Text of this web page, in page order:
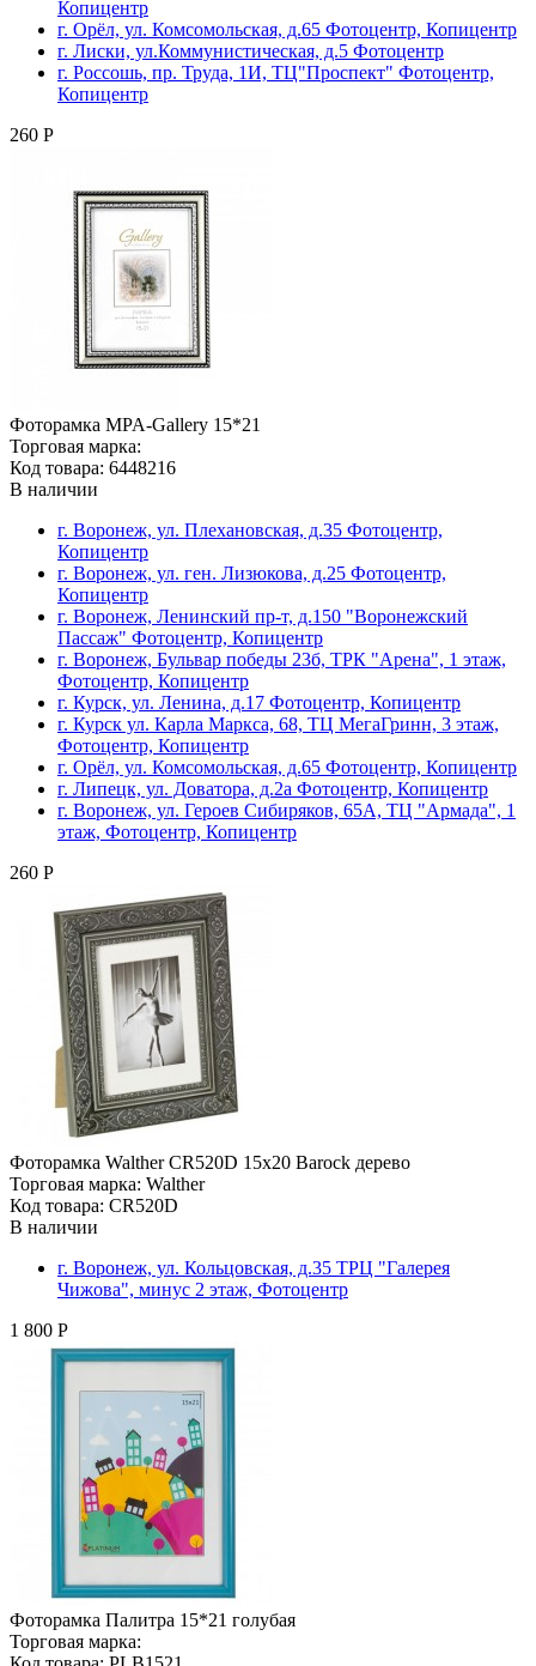
Копицентр
г. Орёл, ул. Комсомольская, д.65 Фотоцентр, Копицентр
г. Лиски, ул.Коммунистическая, д.5 Фотоцентр
г. Россошь, пр. Труда, 1И, ТЦ"Проспект" Фотоцентр,
Копицентр
260 Р
Фоторамка MPA-Gallery 15*21
Торговая марка:
Код товара: 6448216
В наличии
г. Воронеж, ул. Плехановская, д.35 Фотоцентр,
Копицентр
г. Воронеж, ул. ген. Лизюкова, д.25 Фотоцентр,
Копицентр
г. Воронеж, Ленинский пр-т, д.150 "Воронежский
Пассаж" Фотоцентр, Копицентр
г. Воронеж, Бульвар победы 23б, ТРК "Арена", 1 этаж,
Фотоцентр, Копицентр
г. Курск, ул. Ленина, д.17 Фотоцентр, Копицентр
г. Курск ул. Карла Маркса, 68, ТЦ МегаГринн, 3 этаж,
Фотоцентр, Копицентр
г. Орёл, ул. Комсомольская, д.65 Фотоцентр, Копицентр
г. Липецк, ул. Доватора, д.2а Фотоцентр, Копицентр
г. Воронеж, ул. Героев Сибиряков, 65А, ТЦ "Армада", 1
этаж, Фотоцентр, Копицентр
260 Р
Фоторамка Walther CR520D 15x20 Barock дерево
Торговая марка: Walther
Код товара: CR520D
В наличии
г. Воронеж, ул. Кольцовская, д.35 ТРЦ "Галерея
Чижова", минус 2 этаж, Фотоцентр
1 800 Р
Фоторамка Палитра 15*21 голубая
Торговая марка: